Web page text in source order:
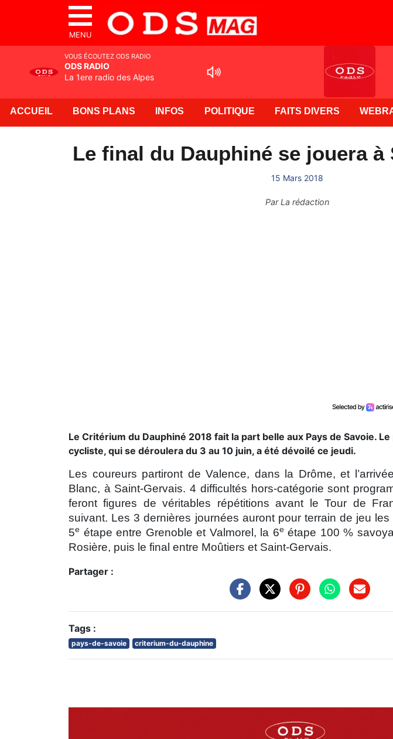
MENU
ACCUEIL BONS PLANS INFOS POLITIQUE FAITS DIVERS
Le final du Dauphiné se jouera à
15 Mars 2018
ParLa rédaction
Le Critérium du Dauphiné 2018 fait la part belle aux Pays de Savoie.
cycliste, qui se déroulera du 3 au 10 juin, a été dévoilé ce jeudi.
Les coureurs partiront de Valence, dans la Drôme, et
Blanc, à Saint-Gervais. 4 difficultés hors-catégorie sont
feront figures de véritables répétitions avant le Tour de
suivant. Les 3 dernières journées auront pour terrain de jeu
5e étape entre Grenoble et Valmorel, la 6eétape 100 %
Rosière, puis le final entre Moûtiers et Saint-Gervais.
Partager :
Tags :
pays-de-savoie criterium-du-dauphine
VOUS ÉCOUTEZ ODS RADIO
ODS RADIO
La 1ere radio des Alpes